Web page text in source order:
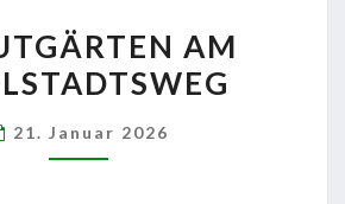
AM
POHLSTADTSWEG
AM
21. Januar 2026